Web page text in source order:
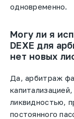
одновременно.
Могу ли я
DEXE для
нет новых
Да, арбитраж
ликвидностью,
постоянного